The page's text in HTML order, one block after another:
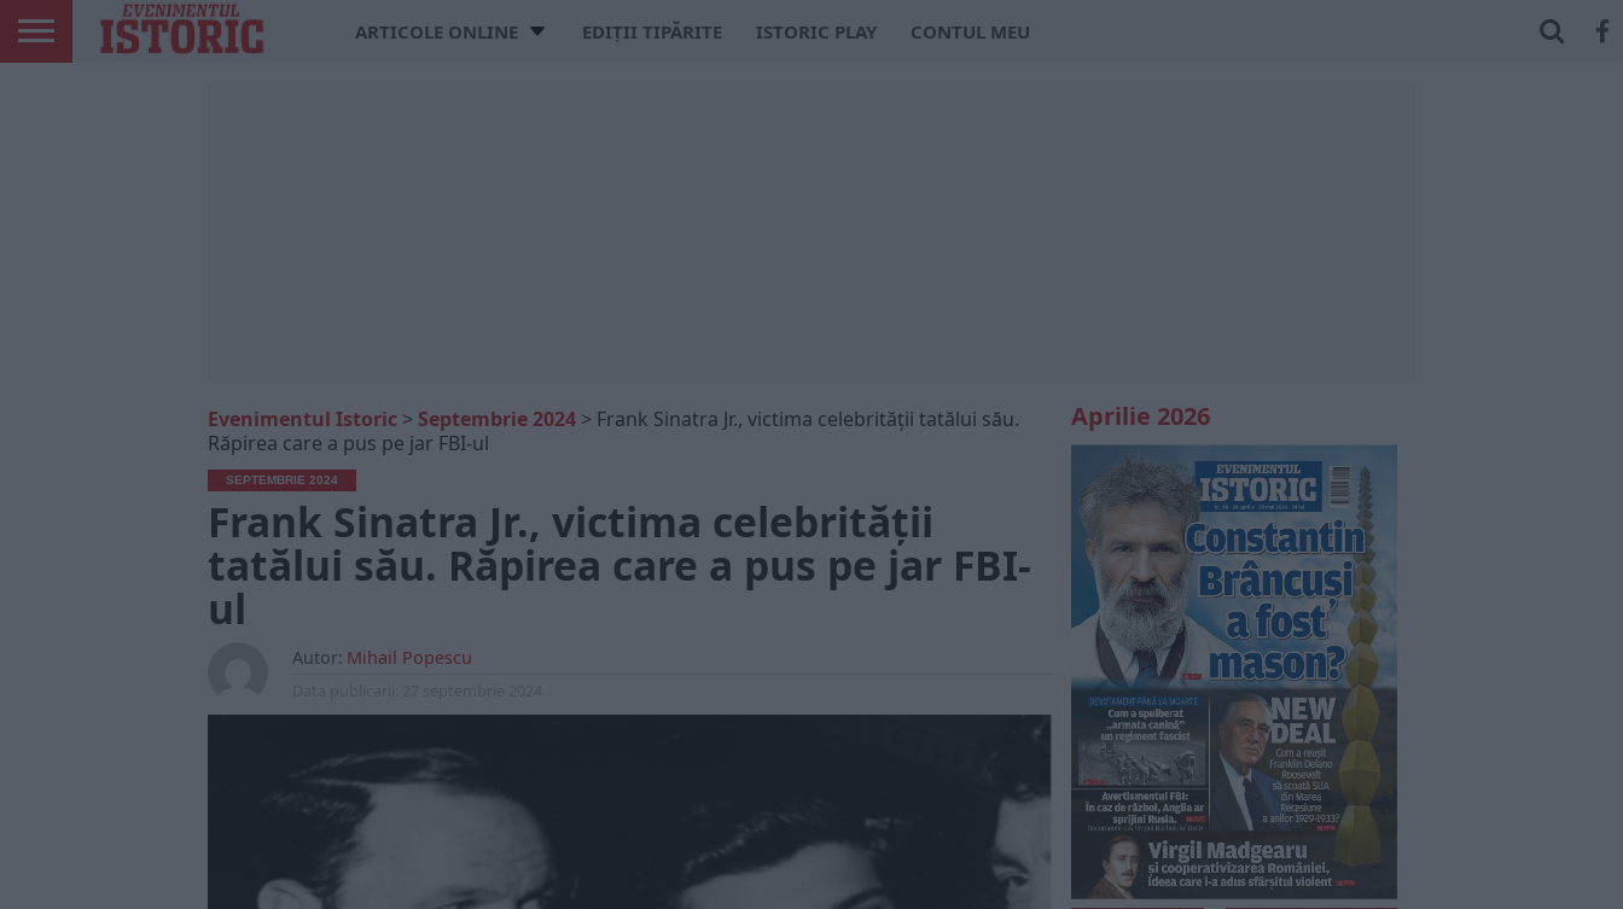
ARTICOLE ONLINE EDIȚII TIPĂRITE ISTORIC PLAY CONTUL MEU
Evenimentul Istoric > Septembrie 2024 > Frank Sinatra Jr., victima celebrității tatălui său.
Răpirea care a pus pe jar FBI-ul
SEPTEMBRIE 2024
Frank Sinatra Jr., victima celebrității
tatălui său. Răpirea care a pus pe jar FBI-
ul
Autor: Mihail Popescu
Aprilie 2026